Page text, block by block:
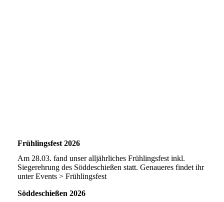
Frühlingsfest 2026
Am 28.03. fand unser alljährliches Frühlingsfest inkl.
Siegerehrung des Söddeschießen statt. Genaueres findet ihr
unter Events > Frühlingsfest
Söddeschießen 2026